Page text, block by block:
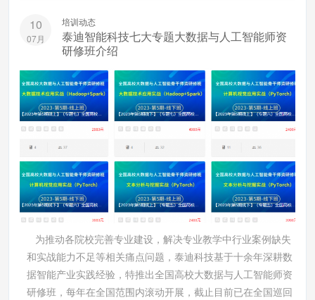
10
07月
培训动态
泰迪智能科技七大专题大数据与人工智能师资
研修班介绍
为推动各院校完善专业建设，解决专业教学中行业案例缺失
和实战能力不足等相关痛点问题，泰迪科技基于十余年深耕数
据智能产业实践经验，特推出全国高校大数据与人工智能师资
研修班，每年在全国范围内滚动开展，截止目前已在全国巡回